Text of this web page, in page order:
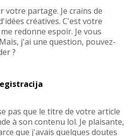
votre partage. Je crains de
créatives. C'est votre
redonne espoir. Je vous
j'ai une question, pouvez-
?
pas que le titre de votre article
à son contenu lol. Je plaisante,
que j'avais quelques doutes